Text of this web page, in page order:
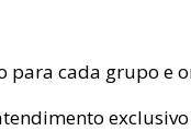
para cada grupo